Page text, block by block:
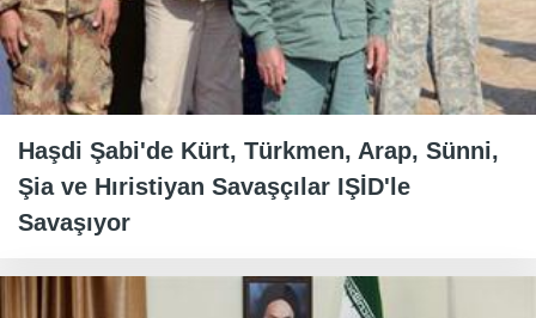
Haşdi Şabi'de Kürt, Türkmen, Arap, Sünni,
Şia ve Hıristiyan Savaşçılar IŞİD'le
Savaşıyor